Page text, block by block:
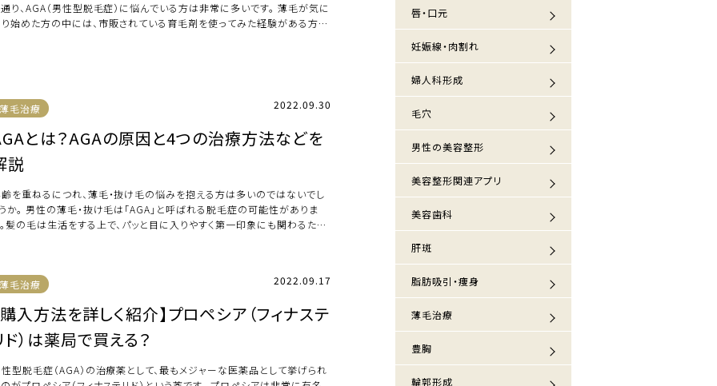
り、AGA（男性型脱毛症）に悩んでいる方は非常に多いです。 薄毛が気に
始めた方の中には、市販されている育毛剤を使ってみた経験がある方も
薄毛治療 2022.09.30
とは？AGAの原因と4つの治療方法などを
説
を重ねるにつれ、薄毛・抜け毛の悩みを抱える方は多いのではないでし
か。 男性の薄毛・抜け毛は「AGA」と呼ばれる脱毛症の可能性がありま
髪の毛は生活をする上で、パッと目に入りやすく第一印象にも関わるた
薄毛治療 2022.09.17
購入方法を詳しく紹介】プロペシア（フィナステ
ド）は薬局で買える？
型脱毛症（AGA）の治療薬として、最もメジャーな医薬品として挙げられ
唇・口元
妊娠線・肉割れ
婦人科形成
毛穴
男性の美容整形
美容整形関連アプリ
美容歯科
肝斑
脂肪吸引・痩身
薄毛治療
豊胸
輪郭形成